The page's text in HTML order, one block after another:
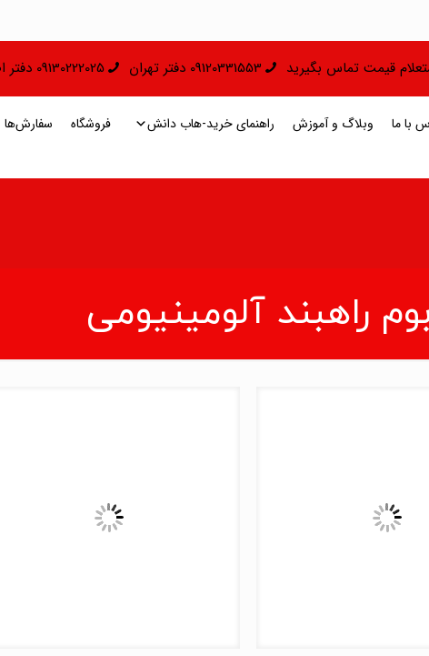
قیمت تماس بگیرید 09120331553 دفتر تهران 09130222025 دفتر اصفهان
با ما وبلاگ و آموزش راهنمای خرید-هاب دانش فروشگاه سفارش‌ها
راهبند آلومینیومی